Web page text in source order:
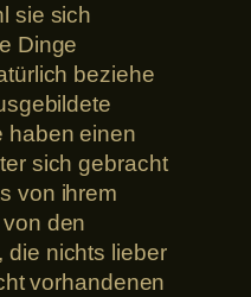
sie sich
Dinge
beziehe
haben einen
sich gebracht
von ihrem
den
die nichts lieber
vorhandenen